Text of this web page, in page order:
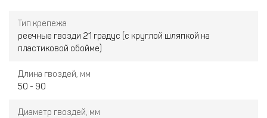
Тип крепежа
реечные гвозди 21 градус (с круглой шляпкой на
пластиковой обойме)
Длина гвоздей, мм
50 - 90
Диаметр гвоздей, мм